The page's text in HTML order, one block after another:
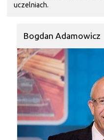
uczelniach.
Bogdan Adamowicz